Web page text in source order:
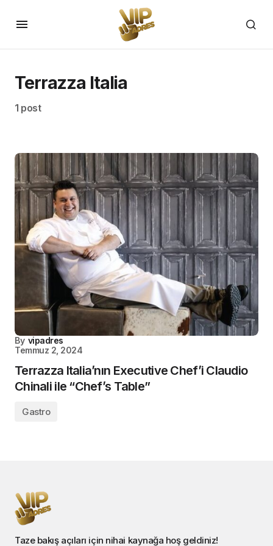
Terrazza Italia
1 post
By vipadres
Temmuz 2, 2024
Terrazza Italia’nın Executive Chef’i Claudio
Chinali ile “Chef’s Table”
Gastro
Taze bakış açıları için nihai kaynağa hoş geldiniz!